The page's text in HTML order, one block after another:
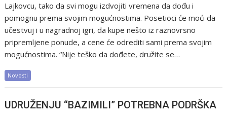
Lajkovcu, tako da svi mogu izdvojiti vremena da dođu i
pomognu prema svojim mogućnostima. Posetioci će moći da
učestvuj i u nagradnoj igri, da kupe nešto iz raznovrsno
pripremljene ponude, a cene će odrediti sami prema svojim
mogućnostima. “Nije teško da dođete, družite se…
Novosti
UDRUŽENJU “BAZIMILI” POTREBNA PODRŠKA